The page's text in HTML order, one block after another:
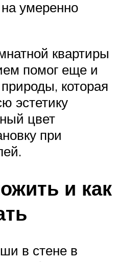
умеренно
квартиры
помог еще и
которая
эстетику
цвет
при
и как
в стене в